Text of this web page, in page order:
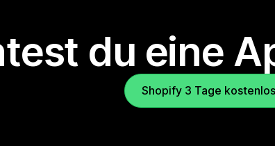
du eine
Shopify 3 Tage